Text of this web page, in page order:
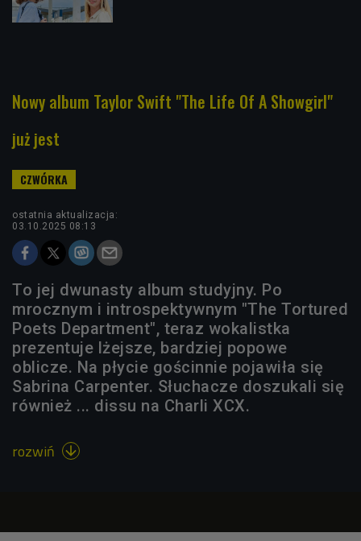
Nowy album Taylor Swift "The Life Of A Showgirl"
już jest
ostatnia aktualizacja:
03.10.2025 08:13
To jej dwunasty album studyjny. Po
mrocznym i introspektywnym "The Tortured
Poets Department", teraz wokalistka
prezentuje lżejsze, bardziej popowe
oblicze. Na płycie gościnnie pojawiła się
Sabrina Carpenter. Słuchacze doszukali się
również ... dissu na Charli XCX.
rozwiń 